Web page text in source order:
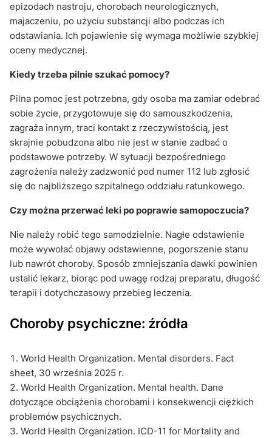
epizodach nastroju, chorobach neurologicznych,
majaczeniu, po użyciu substancji albo podczas ich
odstawiania. Ich pojawienie się wymaga możliwie szybkiej
oceny medycznej.
Kiedy trzeba pilnie szukać pomocy?
Pilna pomoc jest potrzebna, gdy osoba ma zamiar odebrać
sobie życie, przygotowuje się do samouszkodzenia,
zagraża innym, traci kontakt z rzeczywistością, jest
skrajnie pobudzona albo nie jest w stanie zadbać o
podstawowe potrzeby. W sytuacji bezpośredniego
zagrożenia należy zadzwonić pod numer 112 lub zgłosić
się do najbliższego szpitalnego oddziału ratunkowego.
Czy można przerwać leki po poprawie samopoczucia?
Nie należy robić tego samodzielnie. Nagłe odstawienie
może wywołać objawy odstawienne, pogorszenie stanu
lub nawrót choroby. Sposób zmniejszania dawki powinien
ustalić lekarz, biorąc pod uwagę rodzaj preparatu, długość
terapii i dotychczasowy przebieg leczenia.
Choroby psychiczne: źródła
World Health Organization. Mental disorders. Fact
sheet, 30 września 2025 r.
World Health Organization. Mental health. Dane
dotyczące obciążenia chorobami i konsekwencji ciężkich
problemów psychicznych.
World Health Organization. ICD-11 for Mortality and